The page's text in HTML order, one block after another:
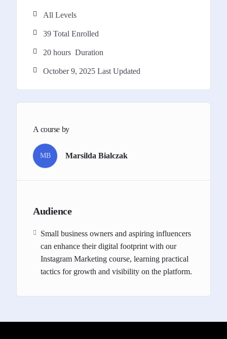
ne kurs.
All Levels
39 Total Enrolled
20 hours Duration
October 9, 2025 Last Updated
A course by
MB Marsilda Bialczak
Audience
Small business owners and aspiring influencers
can enhance their digital footprint with our
Instagram Marketing course, learning practical
tactics for growth and visibility on the platform.